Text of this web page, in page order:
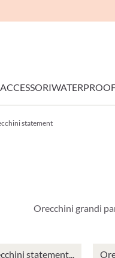
ACCESSORI
statement
Orecchini grandi
statement...